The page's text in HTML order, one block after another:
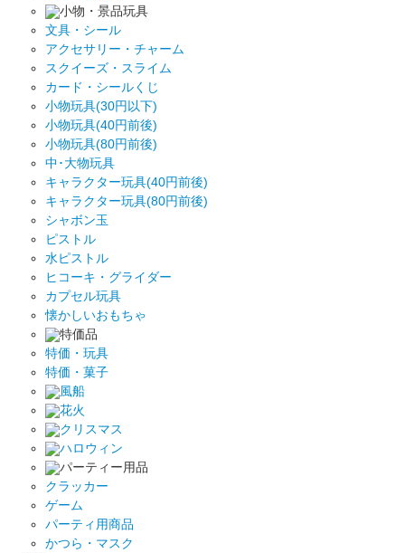
小物・景品玩具
文具・シール
アクセサリー・チャーム
スクイーズ・スライム
カード・シールくじ
小物玩具(30円以下)
小物玩具(40円前後)
小物玩具(80円前後)
中･大物玩具
キャラクター玩具(40円前後)
キャラクター玩具(80円前後)
シャボン玉
ピストル
水ピストル
ヒコーキ・グライダー
カプセル玩具
懐かしいおもちゃ
特価品
特価・玩具
特価・菓子
風船
花火
クリスマス
ハロウィン
パーティー用品
クラッカー
ゲーム
パーティ用商品
かつら・マスク